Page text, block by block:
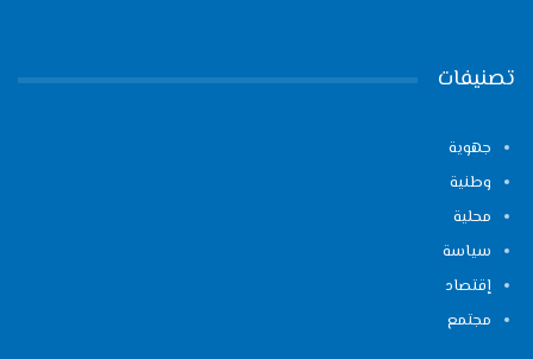
تصنيفات
جهوية
وطنية
محلية
سياسة
إقتصاد
مجتمع